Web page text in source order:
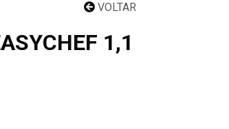
VOLTAR
1,1